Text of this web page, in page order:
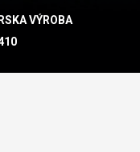
VÝROBA